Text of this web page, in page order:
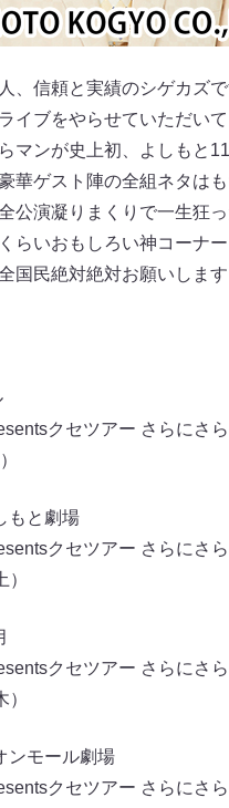
、信頼と実績のシゲカズ
イブをやらせていただいて
マンが史上初、よしもと
ゲスト陣の全組ネタは
公演凝りまくりで一生狂
らいおもしろい神コーナ
国民絶対絶対お願いします
クセツアー さらにさ
もと劇場
クセツアー さらにさ
クセツアー さらにさ
ンモール劇場
クセツアー さらにさ